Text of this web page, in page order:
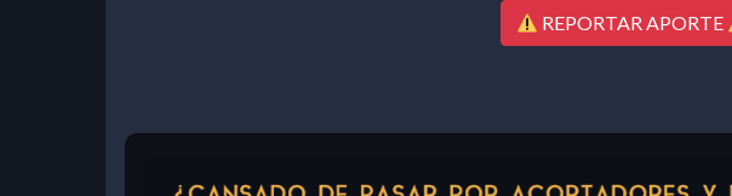
REPORTAR APORTE